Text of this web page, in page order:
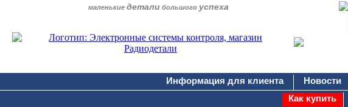
маленькие детали большого успеха
Информация для клиента Новости
Как купить